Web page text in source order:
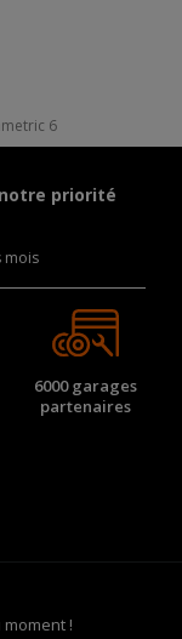
6
priorité
mois
6000 garages
partenaires
!